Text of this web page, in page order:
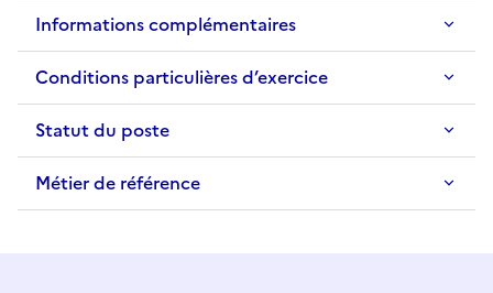
Informations complémentaires
Conditions particulières d’exercice
Statut du poste
Métier de référence